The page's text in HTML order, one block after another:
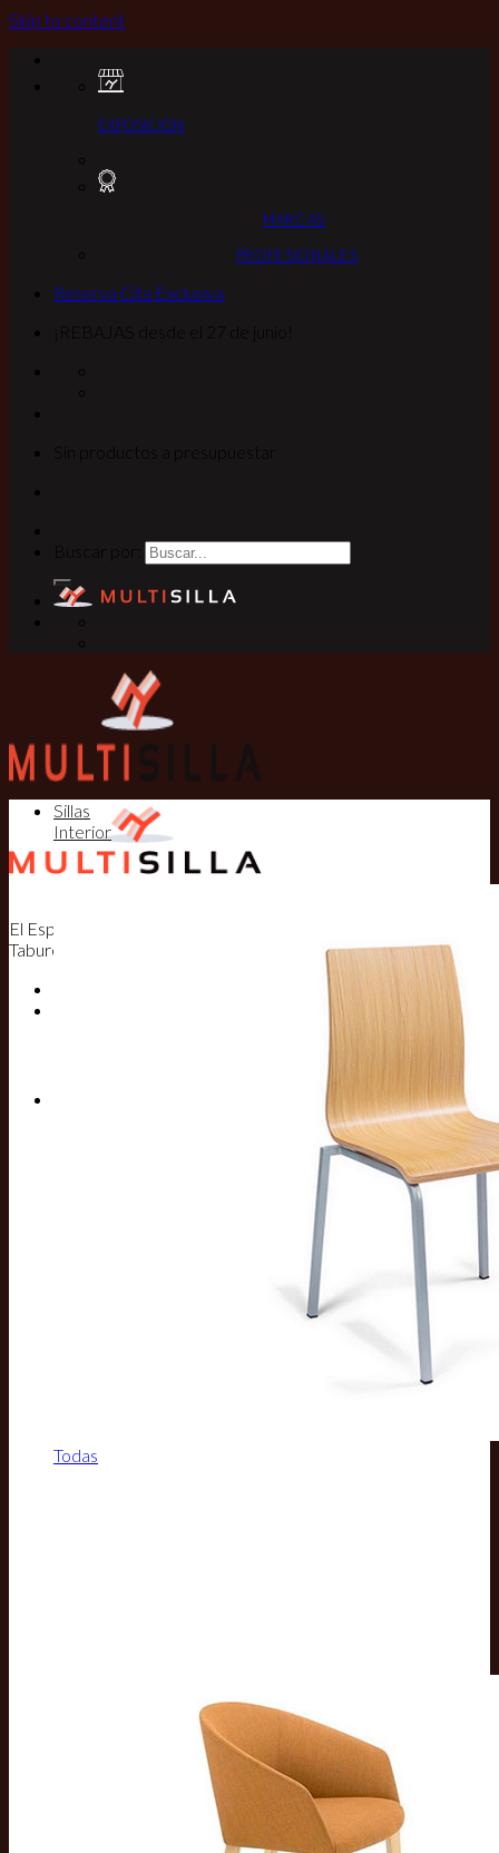
Skip to content
EXPOSICION
MARCAS
PROFESIONALES
Reserva Cita Exclusiva
El Especialista en Sillas, Mesas y
Taburetes
Sillas
Interior
Todas